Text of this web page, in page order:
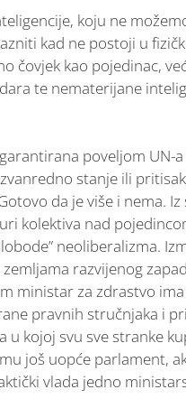
koju ne
kad ne postoji u
čovjek kao pojedinac,
te nematerijane
poveljom UN-
stanje ili
da je više i nema.
kolektiva nad
neoliberalizma.
razvijenog
ministar za zdrastvo
pravnih stručnjaka i
u kojoj svu sve stranke
još uopće parlament,
vlada jedno